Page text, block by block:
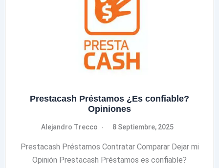
Prestacash Préstamos ¿Es confiable?
Opiniones
Alejandro Trecco 8 Septiembre, 2025
Prestacash Préstamos Contratar Comparar Dejar mi
Opinión Prestacash Préstamos es confiable?